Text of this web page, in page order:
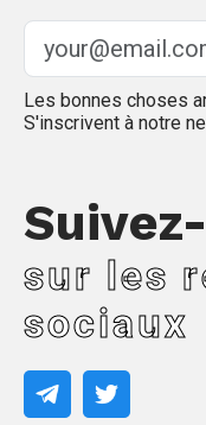
Les bonnes choses
S'inscrivent à notre
sur les
sociaux